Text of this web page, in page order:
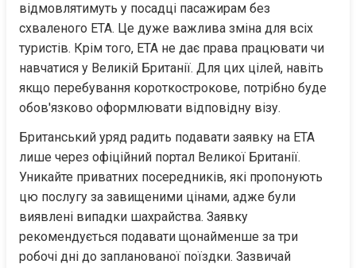
відмовлятимуть у посадці пасажирам без
схваленого ETA. Це дуже важлива зміна для всіх
туристів. Крім того, ETA не дає права працювати чи
навчатися у Великій Британії. Для цих цілей, навіть
якщо перебування короткострокове, потрібно буде
обов'язково оформлювати відповідну візу.
Британський уряд радить подавати заявку на ETA
лише через офіційний портал Великої Британії.
Уникайте приватних посередників, які пропонують
цю послугу за завищеними цінами, адже були
виявлені випадки шахрайства. Заявку
рекомендується подавати щонайменше за три
робочі дні до запланованої поїздки. Зазвичай